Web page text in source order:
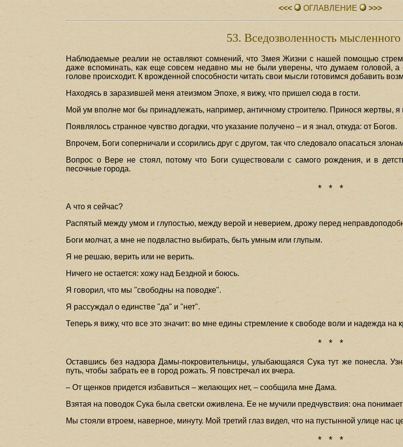
<<< ОГЛАВЛЕHИЕ >>>
53. Вседозволенность
Наблюдаемые реалии не оставляют сомнений, что Змея Жизни с нашей помощью
даже вспоминать, как еще совсем недавно мы не были уверены, что думаем головой,
голове происходит. К врожденной способности читать свои мысли готовимся добавить
Находясь в заразившей меня атеизмом Эпохе, я вижу, что пришел сюда в гости.
Мой ум вполне мог бы принадлежать, например, античному строителю. Принося жертвы, я
Появлялось странное чувство догадки, что указание получено – и я знал, откуда: от Богов.
Впрочем, Боги соперничали и ссорились друг с другом, так что следовало опасаться
Вопрос о Вере не стоял, потому что Боги существовали с самого рождения, и в
песочные города.
* * *
А что я сейчас?
Распятый между умом и глупостью, между верой и неверием, дрожу перед
Боги молчат, а мне не подвластно выбирать, быть умным или глупым.
Я не решаю, верить или не верить.
Ничего не остается: хожу над Бездной и боюсь.
Я говорил, что мы "свободны на поводке".
Я рассуждал о единстве "да" и "нет".
Теперь я вижу, что все это значит: во мне едины стремление к свободе воли и надежда на
* * *
Оставшись без надзора Дамы-покровительницы, улыбающаяся Сука тут же понесла.
путь, чтобы забрать ее в город рожать. Я повстречал их вчера.
– От щенков придется избавиться – желающих нет, – сообщила мне Дама.
Взятая на поводок Сука была светски оживлена. Ее не мучили предчувствия: она
Мы стояли втроем, наверное, минуту. Мой третий глаз видел, что на пустынной улице нас
* * *